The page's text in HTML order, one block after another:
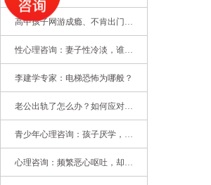
高中孩子网游成瘾、不肯出门，家长该怎么办？
性心理咨询：妻子性冷淡，谁之过
李建学专家：电梯恐怖为哪般？
老公出轨了怎么办？如何应对老公出轨？——婚姻心理专家为您支招
青少年心理咨询：孩子厌学，整天沉迷手机，网络成瘾，怎么办?
心理咨询：频繁恶心呕吐，却无身体异常